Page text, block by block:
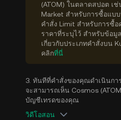
(ATOM) ในตลาดสปอต เช่
Market สำหรับการซื้อแบ
คำสั่ง Limit สำหรับการซื้
ราคาที่ระบุไว้ สำหรับข้อมู
เกี่ยวกับประเภทคำสั่งบน
คลิกที่นี่
3. ทันทีที่คำสั่งของคุณดำเนินกา
จะสามารถเห็น Cosmos
บัญชีเทรดของคุณ
วิดีโอสอน